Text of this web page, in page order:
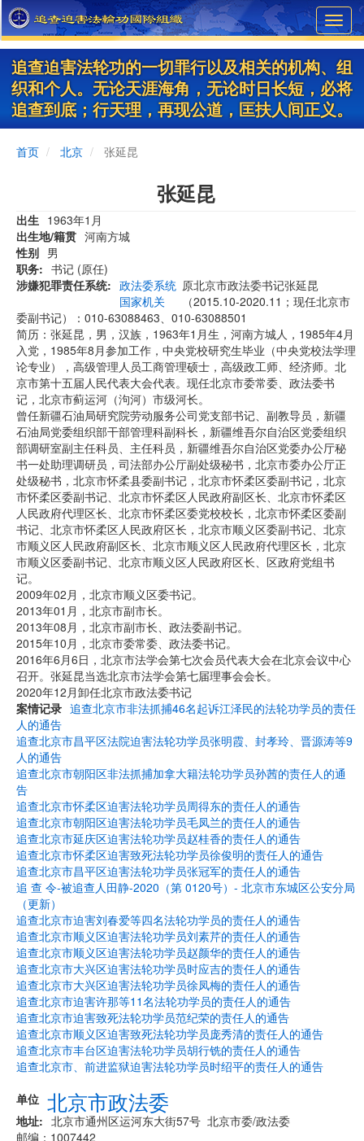
Skip
to
main
content
追查迫害法轮功的一切罪行以及相关的机构、组
织和个人。无论天涯海角，无论时日长短，必将
追查到底；行天理，再现公道，匡扶人间正义。
首页 北京 张延昆
张延昆
出生 1963年1月
出生地/籍贯 河南方城
性别 男
职务
书记 (原任)
涉嫌犯罪责任系统
政法委系统
国家机关
原北京市政法委书记张延昆
（2015.10-2020.11；现任北京市
委副书记）：010-63088463、010-63088501
简历：张延昆，男，汉族，1963年1月生，河南方城人，1985年4月
入党，1985年8月参加工作，中央党校研究生毕业（中央党校法学理
论专业），高级管理人员工商管理硕士，高级政工师、经济师。北
京市第十五届人民代表大会代表。现任北京市委常委、政法委书
记，北京市蓟运河（泃河）市级河长。
曾任新疆石油局研究院劳动服务公司党支部书记、副教导员，新疆
石油局党委组织部干部管理科副科长，新疆维吾尔自治区党委组织
部调研室副主任科员、主任科员，新疆维吾尔自治区党委办公厅秘
书一处助理调研员，司法部办公厅副处级秘书，北京市委办公厅正
处级秘书，北京市怀柔县委副书记，北京市怀柔区委副书记，北京
市怀柔区委副书记、北京市怀柔区人民政府副区长、北京市怀柔区
人民政府代理区长、北京市怀柔区委党校校长，北京市怀柔区委副
书记、北京市怀柔区人民政府区长，北京市顺义区委副书记、北京
市顺义区人民政府副区长、北京市顺义区人民政府代理区长，北京
市顺义区委副书记、北京市顺义区人民政府区长、区政府党组书
记。
2009年02月，北京市顺义区委书记。
2013年01月，北京市副市长。
2013年08月，北京市副市长、政法委副书记。
2015年10月，北京市委常委、政法委书记。
2016年6月6日，北京市法学会第七次会员代表大会在北京会议中心
召开。张延昆当选北京市法学会第七届理事会会长。
2020年12月卸任北京市政法委书记
案情记录 追查北京市非法抓捕46名起诉江泽民的法轮功学员的责任
人的通告
追查北京市昌平区法院迫害法轮功学员张明霞、封孝玲、晋源涛等9
人的通告
追查北京市朝阳区非法抓捕加拿大籍法轮功学员孙茜的责任人的通
告
追查北京市怀柔区迫害法轮功学员周得东的责任人的通告
追查北京市朝阳区迫害法轮功学员毛凤兰的责任人的通告
追查北京市延庆区迫害法轮功学员赵桂香的责任人的通告
追查北京市怀柔区迫害致死法轮功学员徐俊明的责任人的通告
追查北京市昌平区迫害法轮功学员张冠军的责任人的通告
追 查 令-被追查人田静-2020（第 0120号）- 北京市东城区公安分局
（更新）
追查北京市迫害刘春爱等四名法轮功学员的责任人的通告
追查北京市顺义区迫害法轮功学员刘素芹的责任人的通告
追查北京市顺义区迫害法轮功学员赵颜华的责任人的通告
追查北京市大兴区迫害法轮功学员时应吉的责任人的通告
追查北京市大兴区迫害法轮功学员徐凤梅的责任人的通告
追查北京市迫害许那等11名法轮功学员的责任人的通告
追查北京市迫害致死法轮功学员范纪荣的责任人的通告
追查北京市顺义区迫害致死法轮功学员庞秀清的责任人的通告
追查北京市丰台区迫害法轮功学员胡行铣的责任人的通告
追查北京市、前进监狱迫害法轮功学员时绍平的责任人的通告
单位 北京市政法委
地址
北京市通州区运河东大街57号 北京市委/政法委
邮编：1007442